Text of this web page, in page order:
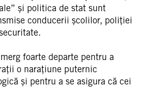
și politica de stat sunt
conducerii școlilor, poliției
foarte departe pentru a
o narațiune puternic
și pentru a se asigura că cei